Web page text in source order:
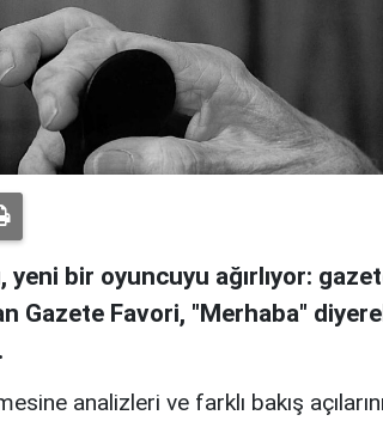
yeni bir oyuncuyu ağırlıyor:
Gazete Favori, "Merhaba"
analizleri ve farklı bakış